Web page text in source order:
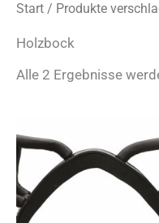
Start / Produkte
Holzbock
Alle 2 Ergebnisse